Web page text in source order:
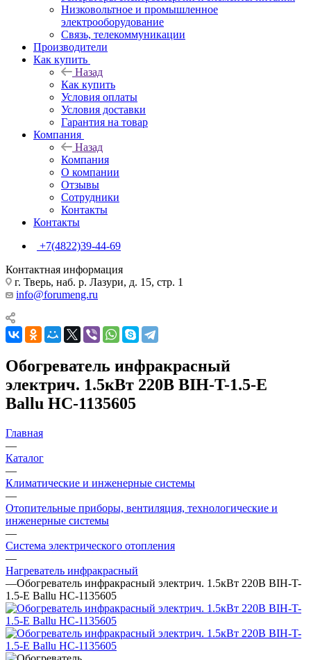
Низковольтное и промышленное
электрооборудование
Связь, телекоммуникации
Производители
Как купить
Назад
Как купить
Условия оплаты
Условия доставки
Гарантия на товар
Компания
Назад
Компания
О компании
Отзывы
Сотрудники
Контакты
Контакты
+7(4822)39-44-69
Контактная информация
г. Тверь, наб. р. Лазури, д. 15, стр. 1
info@forumeng.ru
Обогреватель инфракрасный
электрич. 1.5кВт 220В BIH-T-1.5-E
Ballu НС-1135605
Главная
—
Каталог
—
Климатические и инженерные системы
—
Отопительные приборы, вентиляция, технологические и
инженерные системы
—
Система электрического отопления
—
Нагреватель инфракрасный
—Обогреватель инфракрасный электрич. 1.5кВт 220В BIH-T-
1.5-E Ballu НС-1135605